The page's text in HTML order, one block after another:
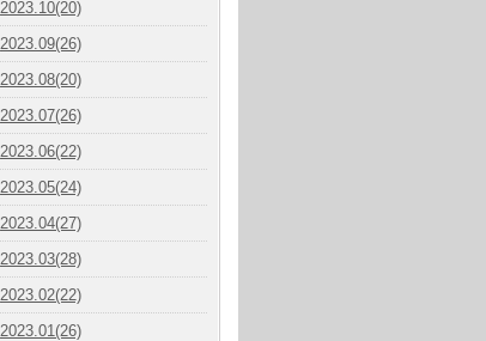
2023.10(20)
2023.09(26)
2023.08(20)
2023.07(26)
2023.06(22)
2023.05(24)
2023.04(27)
2023.03(28)
2023.02(22)
2023.01(26)